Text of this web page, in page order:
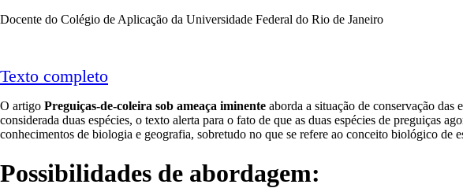
Docente do Colégio de Aplicação da Universidade Federal do Rio de Janeiro
Texto completo
O artigo Preguiças‐de‐coleira sob ameaça iminente aborda a situação de conservação
considerada duas espécies, o texto alerta para o fato de que as duas espécies de preguiças
conhecimentos de biologia e geografia, sobretudo no que se refere ao conceito biológico de
Possibilidades de abordagem: